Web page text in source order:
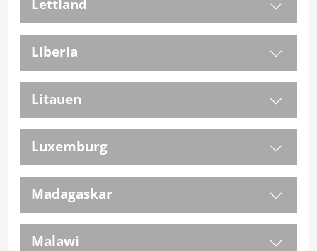
Liberia
Litauen
Luxemburg
Madagaskar
Malawi